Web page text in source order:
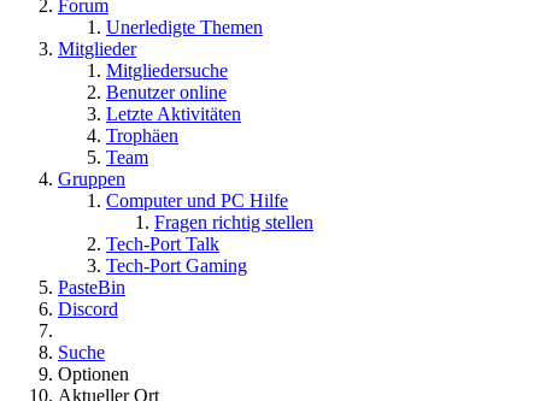
Forum
Unerledigte Themen
Mitglieder
Mitgliedersuche
Benutzer online
Letzte Aktivitäten
Trophäen
Team
Gruppen
Computer und PC Hilfe
Fragen richtig stellen
Tech-Port Talk
Tech-Port Gaming
PasteBin
Discord
Suche
Optionen
Aktueller Ort